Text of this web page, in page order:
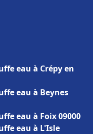
eau à Crépy en
eau à Beynes
eau à Foix 09000
eau à L'Isle